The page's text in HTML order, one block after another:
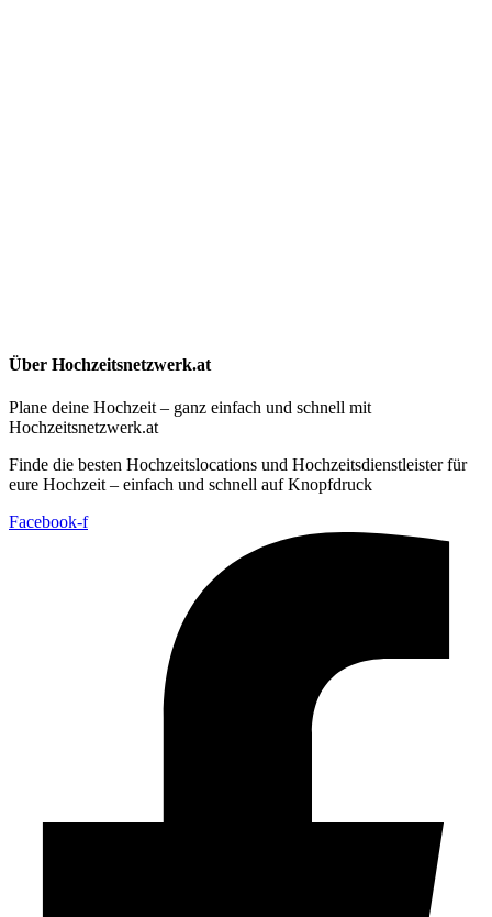
Über Hochzeitsnetzwerk.at
Plane deine Hochzeit – ganz einfach und schnell mit
Hochzeitsnetzwerk.at
Finde die besten Hochzeitslocations und Hochzeitsdienstleister für
eure Hochzeit – einfach und schnell auf Knopfdruck
Facebook-f